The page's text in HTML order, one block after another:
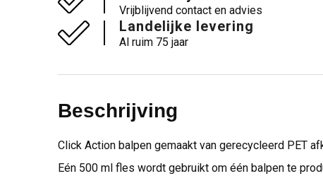
Vrijblijvend contact en advies
Landelijke levering
Al ruim 75 jaar
Beschrijving
Click Action balpen gemaakt van gerecycleerd PET
Eén 500 ml fles wordt gebruikt om één balpen te